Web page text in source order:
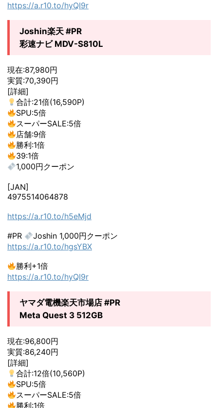
https://a.r10.to/hyQI9r
Joshin楽天 #PR
彩速ナビ MDV-S810L
現在:87,980円
実質:70,390円
[詳細]
合計:21倍(16,590P)
SPU:5倍
スーパーSALE:5倍
店舗:9倍
勝利:1倍
39:1倍
1,000円クーポン
[JAN]
4975514064878
https://a.r10.to/h5eMjd
#PR
Joshin 1,000円クーポン
https://a.r10.to/hgsYBX
勝利+1倍
https://a.r10.to/hyQI9r
ヤマダ電機楽天市場店 #PR
Meta Quest 3 512GB
現在:96,800円
実質:86,240円
[詳細]
合計:12倍(10,560P)
SPU:5倍
スーパーSALE:5倍
勝利:1倍